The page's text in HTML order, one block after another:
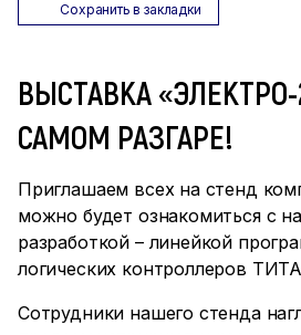
Сохранить в закладки
ВЫСТАВКА
САМОМ РАЗГАРЕ!
Приглашаем всех на стенд
можно будет ознакомиться с
разработкой – линейкой
логических контроллеров
Сотрудники нашего стенда